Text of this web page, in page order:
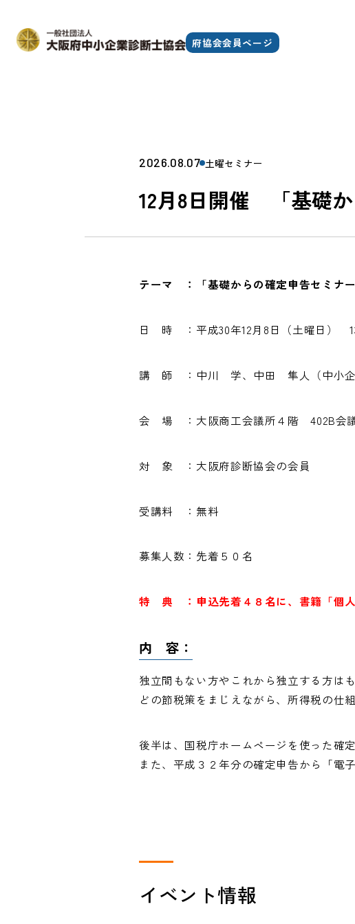
府協会会員ページ
2026.08.07 土曜セミナー
12月8日開催 「基礎か
テーマ ：「基礎からの確定申告セミナー
日 時 ：平成30年12月8日（土曜日）
講 師 ：中川 学、中田 隼人（中小企
会 場 ：大阪商工会議所４階 402B会
対 象 ：大阪府診断協会の会員
受講料 ：無料
募集人数：先着５０名
特 典 ：申込先着４８名に、書籍「個人
内 容：
独立間もない方やこれから独立する方は
どの節税策をまじえながら、所得税の仕
後半は、国税庁ホームページを使った確
また、平成３２年分の確定申告から「電
イベント情報